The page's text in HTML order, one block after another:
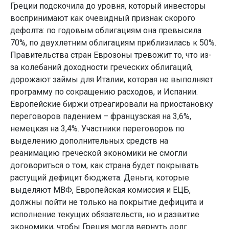
Греции подскочила до уровня, который инвесторы
воспринимают как очевидный признак скорого
дефолта: по годовым облигациям она превысила
70%, по двухлетним облигациям приблизилась к 50%.
Правительства стран Еврозоны тревожит то, что из-
за колебаний доходности греческих облигаций,
дорожают займы для Италии, которая не выполняет
программу по сокращению расходов, и Испании.
Европейские биржи отреагировали на приостановку
переговоров падением – французская на 3,6%,
немецкая на 3,4%. Участники переговоров по
выделению дополнительных средств на
реанимацию греческой экономики не смогли
договориться о том, как страна будет покрывать
растущий дефицит бюджета. Деньги, которые
выделяют МВФ, Европейская комиссия и ЕЦБ,
должны пойти не только на покрытие дефицита и
исполнение текущих обязательств, но и развитие
экономики, чтобы Греция могла вернуть долг